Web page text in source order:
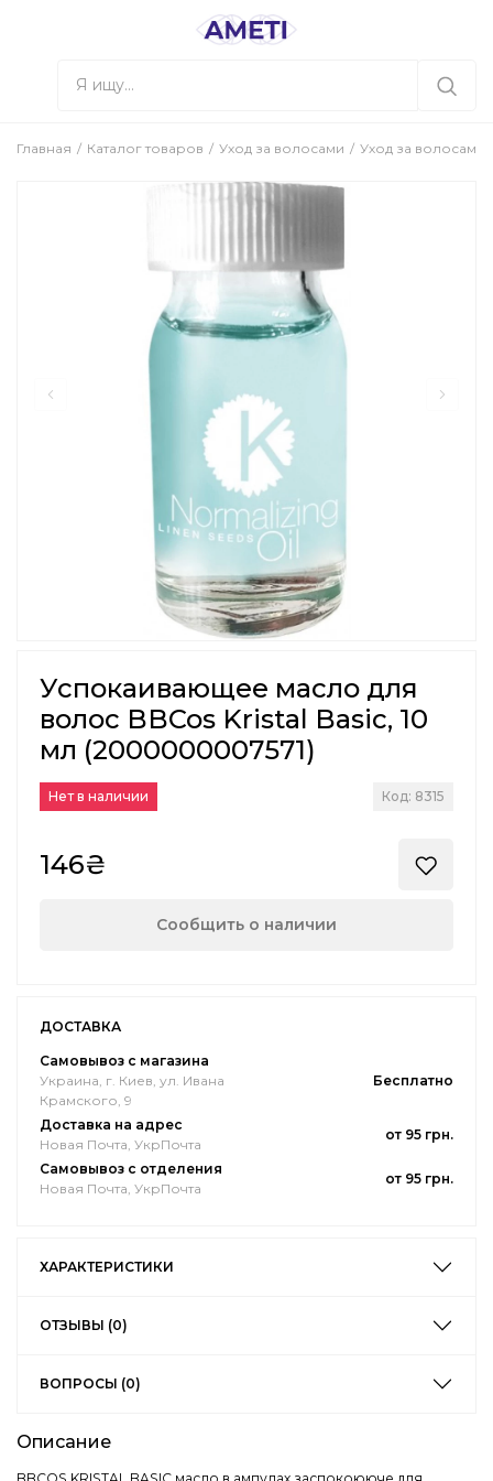
Главная Каталог товаров Уход за волосами Уход за волосами
Успокаивающее масло для
волос BBCos Kristal Basic, 10
мл (2000000007571)
Нет в наличии Код: 8315
146₴
Сообщить о наличии
ДОСТАВКА
Самовывоз с магазина
Украина, г. Киев, ул. Ивана
Крамского, 9
Бесплатно
Доставка на адрес
Новая Почта, УкрПочта
от 95 грн.
Самовывоз с отделения
Новая Почта, УкрПочта
от 95 грн.
ХАРАКТЕРИСТИКИ
ОТЗЫВЫ (0)
ВОПРОСЫ (0)
Описание